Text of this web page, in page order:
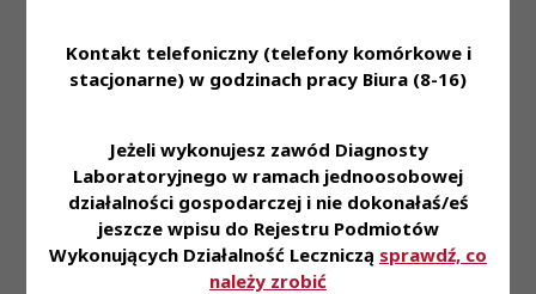
Kontakt telefoniczny (telefony komórkowe i
stacjonarne) w godzinach pracy Biura (8-16)
Jeżeli wykonujesz zawód Diagnosty
Laboratoryjnego w ramach jednoosobowej
działalności gospodarczej i nie dokonałaś/eś
jeszcze wpisu do Rejestru Podmiotów
Wykonujących Działalność Leczniczą sprawdź, co
należy zrobić
komunikatywność
bardzo dobra organizacja pracy własnej
odpowiedzialność i rzetelność
zaangażowanie i uczciwość w wykonywaniu
powierzonych obowiązków
chęć podnoszenia kwalifikacji zawodowych